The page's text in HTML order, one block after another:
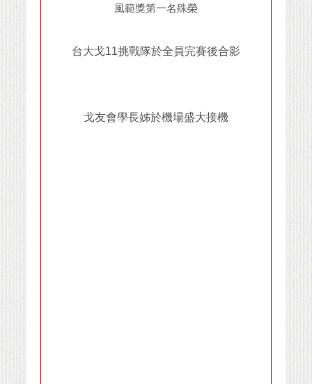
風範獎第一名殊榮
台大戈11挑戰隊於全員完賽後合影
戈友會學長姊於機場盛大接機